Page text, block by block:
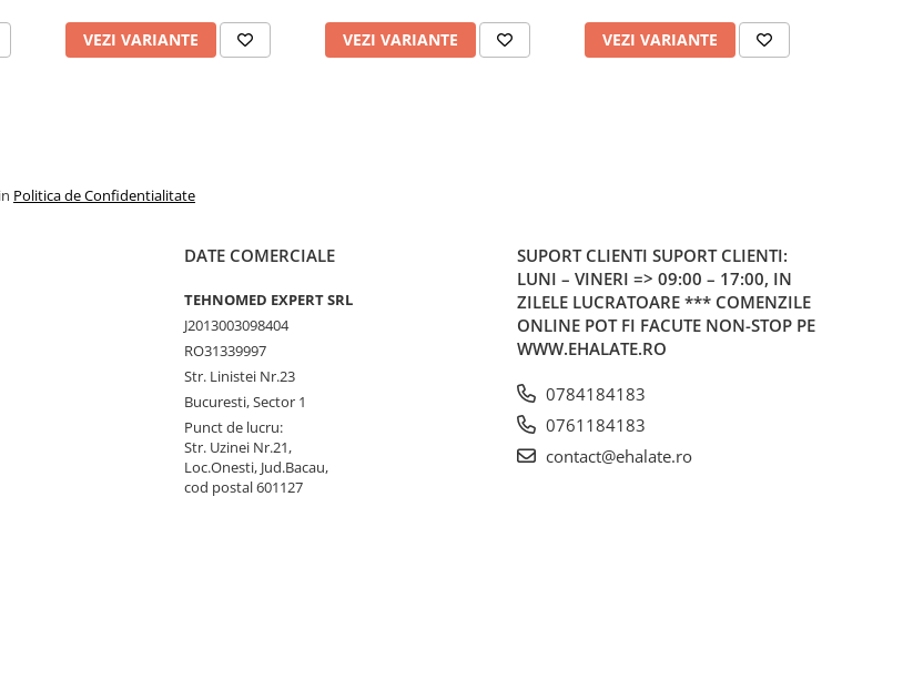
VEZI VARIANTE VEZI VARIANTE VEZI VARIANTE
Politica de Confidentialitate
DATE COMERCIALE
TEHNOMED EXPERT SRL
J2013003098404
RO31339997
Str. Linistei Nr.23
Bucuresti, Sector 1
Punct de lucru:
Str. Uzinei Nr.21,
Loc.Onesti, Jud.Bacau,
cod postal 601127
SUPORT CLIENTI SUPORT CLIENTI:
LUNI – VINERI => 09:00 – 17:00, IN
ZILELE LUCRATOARE *** COMENZILE
ONLINE POT FI FACUTE NON-STOP PE
WWW.EHALATE.RO
0784184183
0761184183
contact@ehalate.ro